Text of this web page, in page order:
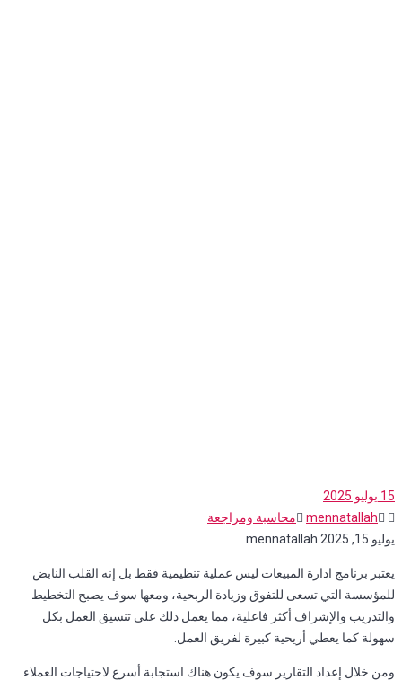
15 يوليو 2025
mennatallah
محاسبة ومراجعة
يوليو 15, 2025
mennatallah
يعتبر برنامج ادارة المبيعات ليس عملية تنظيمية فقط بل إنه القلب النابض
للمؤسسة التي تسعى للتفوق وزيادة الربحية، ومعها سوف يصبح التخطيط
والتدريب والإشراف أكثر فاعلية، مما يعمل ذلك على تنسيق العمل بكل
سهولة كما يعطي أريحية كبيرة لفريق العمل.
ومن خلال إعداد التقارير سوف يكون هناك استجابة أسرع لاحتياجات العملاء